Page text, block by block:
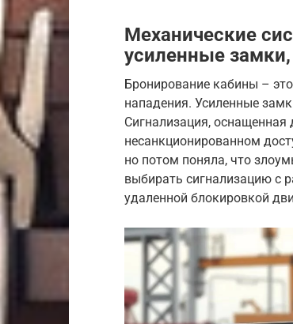
Механические
усиленные замки,
Бронирование кабины –
нападения. Усиленные
Сигнализация,
несанкционированном
но потом поняла, что
выбирать сигнализацию с
удаленной блокировкой